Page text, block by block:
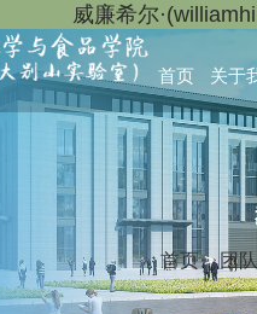
威廉希尔
首页 关于
首页>团